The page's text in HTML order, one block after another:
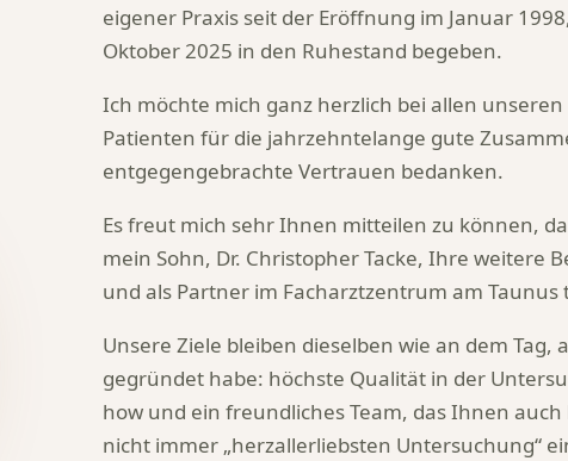
eigener Praxis seit der Eröffnung im Januar
Oktober 2025 in den Ruhestand begeben.
Ich möchte mich ganz herzlich bei allen
Patienten für die jahrzehntelange gute
entgegengebrachte Vertrauen bedanken.
Es freut mich sehr Ihnen mitteilen zu können,
mein Sohn, Dr. Christopher Tacke, Ihre weitere
und als Partner im Facharztzentrum am Taunus
Unsere Ziele bleiben dieselben wie an dem Tag,
gegründet habe: höchste Qualität in der
how und ein freundliches Team, das Ihnen
nicht immer „herzallerliebsten Untersuchung“